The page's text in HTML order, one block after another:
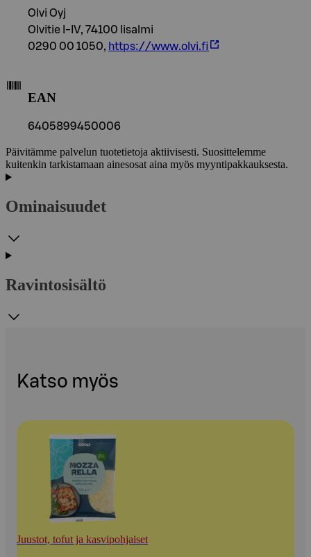
Olvi Oyj
Olvitie I-IV, 74100 Iisalmi
0290 00 1050, https://www.olvi.fi
EAN
6405899450006
Päivitämme palvelun tuotetietoja aktiivisesti. Suosittelemme
kuitenkin tarkistamaan ainesosat aina myös myyntipakkauksesta.
Ominaisuudet
Ravintosisältö
Katso myös
Juustot, tofut ja kasvipohjaiset